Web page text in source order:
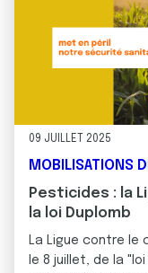
09 JUILLET 2025
MOBILISATIONS
Pesticides : la
la loi Duplomb
La Ligue contre le
le 8 juillet, de la